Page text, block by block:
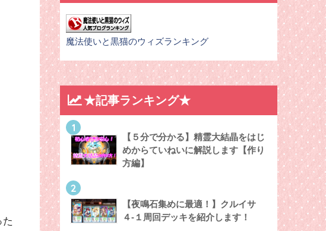
魔法使いと黒猫のウィズランキング
★記事ランキング★
1
【５分で分かる】精霊大結晶をはじ
めからていねいに解説します【作り
方編】
2
【夜鳴石集めに最適！】クルイサ
４-１周回デッキを紹介します！